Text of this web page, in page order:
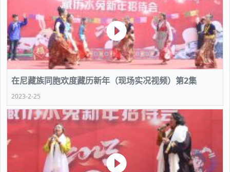
在尼藏族同胞欢度藏历新年（现场实况视频）第2集
2023-2-25